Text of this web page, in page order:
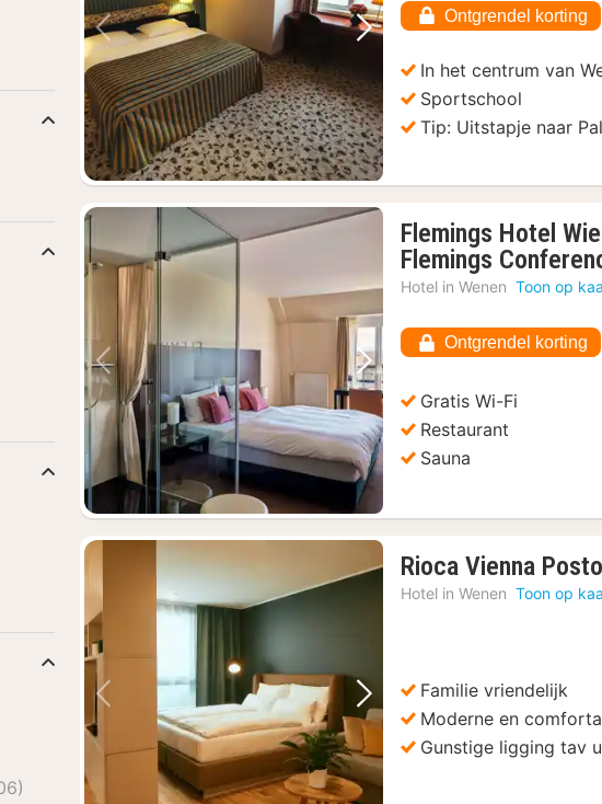
Vorige foto Volgende foto
Ontgrendel korting
In het centrum van
Sportschool
Tip: Uitstapje naar
Vorige foto Volgende foto
Flemings Hotel
Flemings
Hotel in Wenen Toon op
Ontgrendel korting
Gratis Wi-Fi
Restaurant
Sauna
Vorige foto Volgende foto
Rioca Vienna
Hotel in Wenen Toon op
Familie vriendelijk
Moderne en
Gunstige ligging tav